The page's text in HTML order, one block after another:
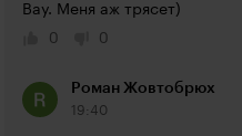
Вау. Меня аж трясет)
0
0
Роман Жовтобрюх
19:40